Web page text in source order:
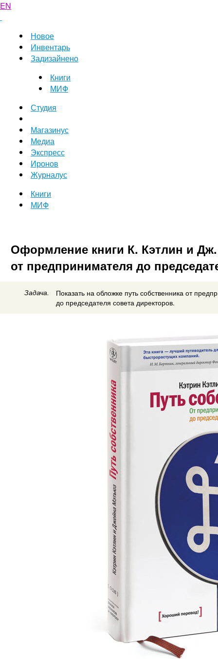
EN
Новое
Инвентарь
Задизайнено
Книги
МИФ
Студия
Магазинус
Медиа
Экспресс
Иронов
Журналус
Книги
МИФ
Оформление книги К. Кэтлин и
от предпринимателя до
Задача.
Показать на обложке путь собственника от
до председателя совета директоров.